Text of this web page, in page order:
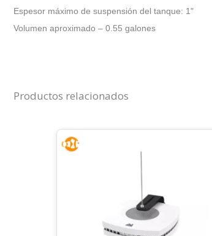
Espesor máximo de suspensión del tanque: 1"
Volumen aproximado – 0.55 galones
Productos relacionados